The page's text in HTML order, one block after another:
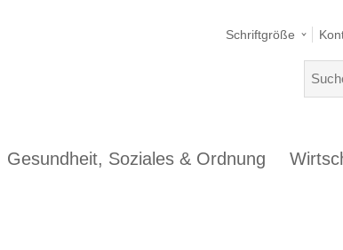
Schriftgröße
Gesundheit, Soziales & Ordnung